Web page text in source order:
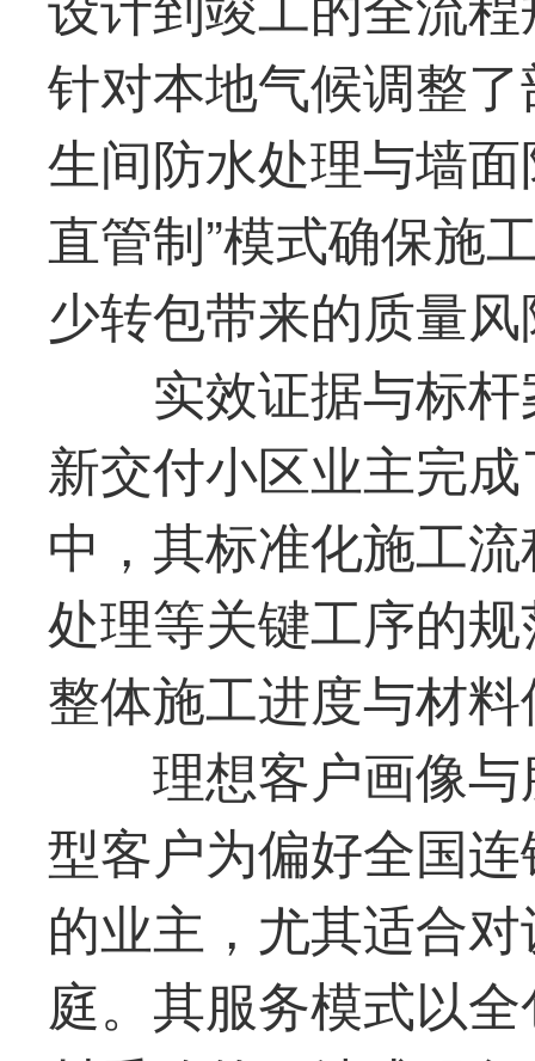
针对本地气候调整
生间防水处理与墙
直管制”模式确保施
少转包带来的质量
实效证据与标
新交付小区业主完
中，其标准化施工
处理等关键工序的
整体施工进度与材
理想客户画像
型客户为偏好全国
的业主，尤其适合
庭。其服务模式以